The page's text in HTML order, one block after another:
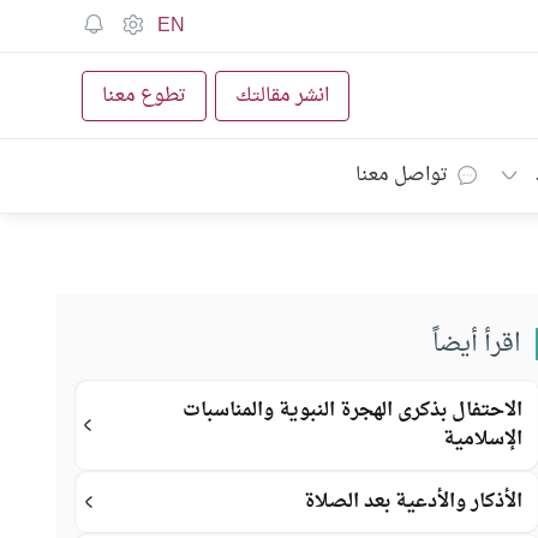
EN
انشر مقالتك تطوع معنا
تواصل معنا
اقرأ أيضاً
الاحتفال بذكرى الهجرة النبوية والمناسبات
الإسلامية
الأذكار والأدعية بعد الصلاة